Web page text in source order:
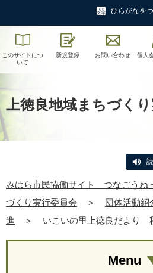
ひらがなを
このサイトにつ
いて
新規登録 お問い合わせ
個人
上徳良地域まちづく
みはら市民協働サイト つなごうね
づくり実行委員会
＞ 団体活動紹
進
＞ いこいの里上徳良だより
Menu